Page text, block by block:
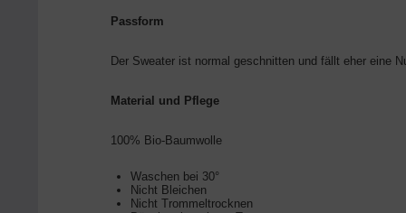
Passform
Der Sweater ist normal geschnitten und fällt eher eine
Material und Pflege
100% Bio-Baumwolle
Waschen bei 30°
Nicht Bleichen
Nicht Trommeltrocknen